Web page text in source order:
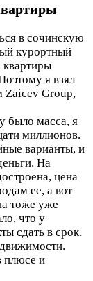
в сочинскую
курортный
квартиры
я взял
Zaicev Group,
было масса, я
миллионов.
варианты, и
На
цена
ее, а вот
тоже уже
что у
сдать в срок,
плюсе и